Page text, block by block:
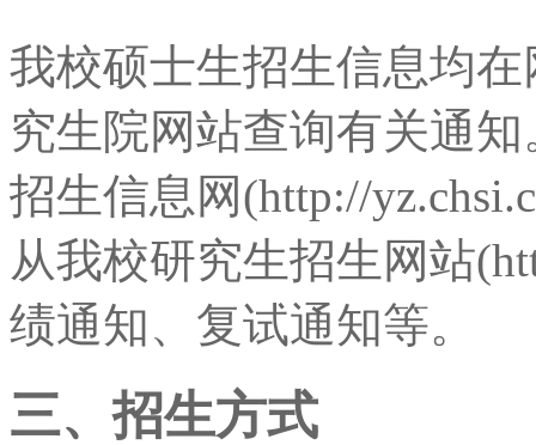
我校硕士生招生信息均
究生院网站查询有关通
招生信息网(http://
从我校研究生招生网站
绩通知、复试通知等。
三、招生方式